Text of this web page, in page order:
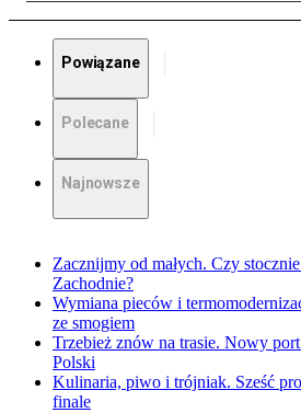
Powiązane
Polecane
Najnowsze
Zacznijmy od małych. Czy
Zachodnie?
Wymiana pieców i
ze smogiem
Trzebież znów na trasie. Nowy
Polski
Kulinaria, piwo i trójniak. Sześć
finale